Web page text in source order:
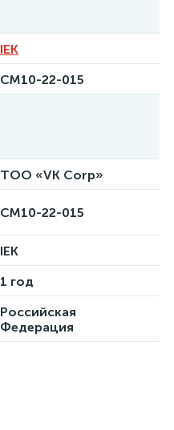
IEK
CM10-22-015
ТОО «VK Corp»
CM10-22-015
IEK
1 год
Российская
Федерация